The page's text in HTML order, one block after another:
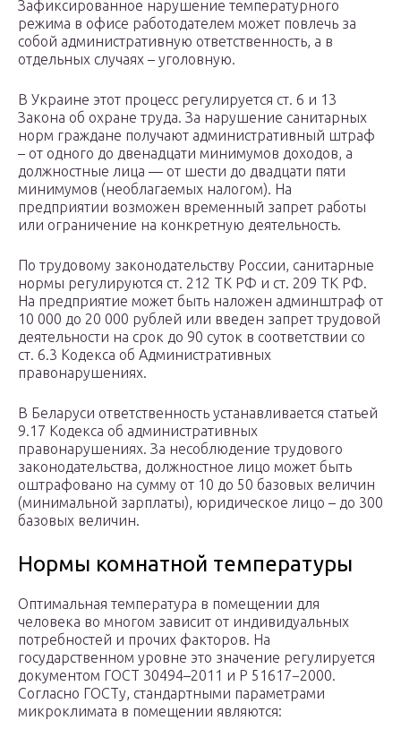
Зафиксированное нарушение температурного
режима в офисе работодателем может повлечь за
собой административную ответственность, а в
отдельных случаях – уголовную.
В Украине этот процесс регулируется ст. 6 и 13
Закона об охране труда. За нарушение санитарных
норм граждане получают административный штраф
– от одного до двенадцати минимумов доходов, а
должностные лица — от шести до двадцати пяти
минимумов (необлагаемых налогом). На
предприятии возможен временный запрет работы
или ограничение на конкретную деятельность.
По трудовому законодательству России, санитарные
нормы регулируются ст. 212 ТК РФ и ст. 209 ТК РФ.
На предприятие может быть наложен админштраф от
10 000 до 20 000 рублей или введен запрет трудовой
деятельности на срок до 90 суток в соответствии со
ст. 6.3 Кодекса об Административных
правонарушениях.
В Беларуси ответственность устанавливается статьей
9.17 Кодекса об административных
правонарушениях. За несоблюдение трудового
законодательства, должностное лицо может быть
оштрафовано на сумму от 10 до 50 базовых величин
(минимальной зарплаты), юридическое лицо – до 300
базовых величин.
Нормы комнатной температуры
Оптимальная температура в помещении для
человека во многом зависит от индивидуальных
потребностей и прочих факторов. На
государственном уровне это значение регулируется
документом ГОСТ 30494–2011 и Р 51617−2000.
Согласно ГОСТу, стандартными параметрами
микроклимата в помещении являются: